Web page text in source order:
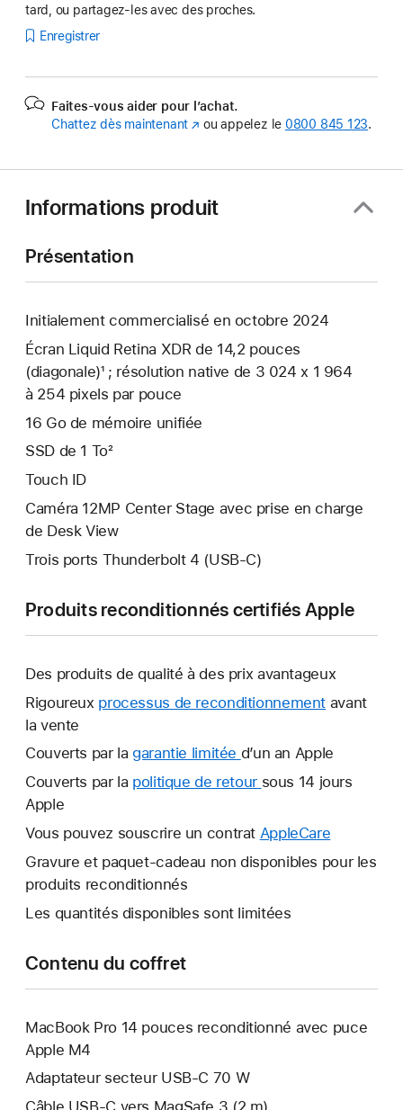
tard, ou partagez-les avec des proches.
Enregistrer
Faites-vous aider pour l’achat.
Chattez dès maintenant (s’ouvre
ou appelez le 0800 845 123.
Informations produit
Présentation
Initialement commercialisé en octobre 2024
Écran Liquid Retina XDR de 14,2 pouces
(diagonale)¹ ; résolution native de 3 024 x 1 964
à 254 pixels par pouce
16 Go de mémoire unifiée
SSD de 1 To²
Touch ID
Caméra 12MP Center Stage avec prise en charge
de Desk View
Trois ports Thunderbolt 4 (USB-C)
Produits reconditionnés certifiés Apple
Des produits de qualité à des prix avantageux
Rigoureux processus de reconditionnement avant
la vente
Couverts par la garantie limitée Une
nouvelle
d’un an Apple
Couverts par la politique de retour Une
fenêtre
sous 14 jours
Apple
Vous pouvez souscrire un contrat AppleCare
nouvelle
Gravure et paquet-cadeau non disponibles pour les
produits reconditionnés
Les quantités disponibles sont limitées
Contenu du coffret
MacBook Pro 14 pouces reconditionné avec puce
Apple M4
Adaptateur secteur USB‑C 70 W